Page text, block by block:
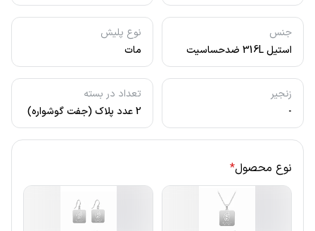
جنس
استیل 316L ضدحساسیت
نوع پلیش
مات
زنجیر
-
تعداد در بسته
2 عدد پلاک (جفت گوشواره)
نوع محصول*